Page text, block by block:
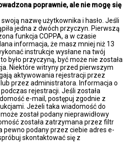
poprawnie, ale nie mogę się
nazwę użytkownika i hasło. Jeśli
jedna z dwóch przyczyn. Pierwszą
funkcja COPPA, a w czasie
informacja, że masz mniej niż 13
instrukcje wysłane na twój
było przyczyną, być może nie została
Niektóre witryny przed pierwszym
aktywowania rejestracji przez
przez administratora. Informacja o
rejestracji. Jeśli została
e-mail, postępuj zgodnie z
Jeżeli taka wiadomość do
został podany nieprawidłowy
została zatrzymana przez filtr
pewno podany przez ciebie adres e-
skontaktować się z